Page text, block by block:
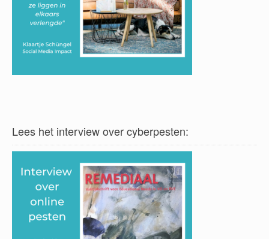
Lees het interview over cyberpesten: